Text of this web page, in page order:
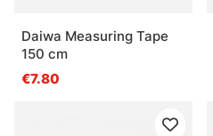
Daiwa Measuring Tape
150 cm
€7.80